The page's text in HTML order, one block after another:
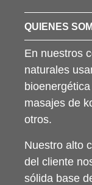
QUIENES
En nuestros
naturales
masajes de
otros.
Nuestro alto
del cliente
sólida base